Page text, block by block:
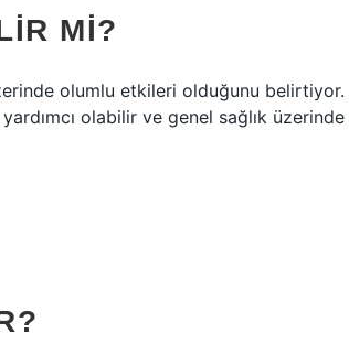
MI?
olumlu etkileri olduğunu belirtiyor.
olabilir ve genel sağlık üzerinde